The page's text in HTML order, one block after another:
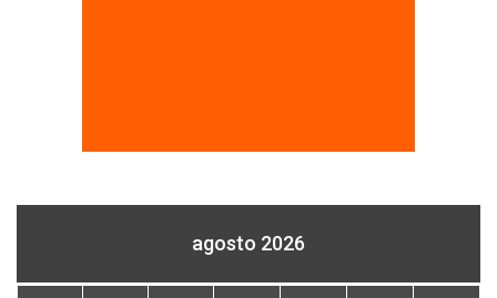
agosto 2026